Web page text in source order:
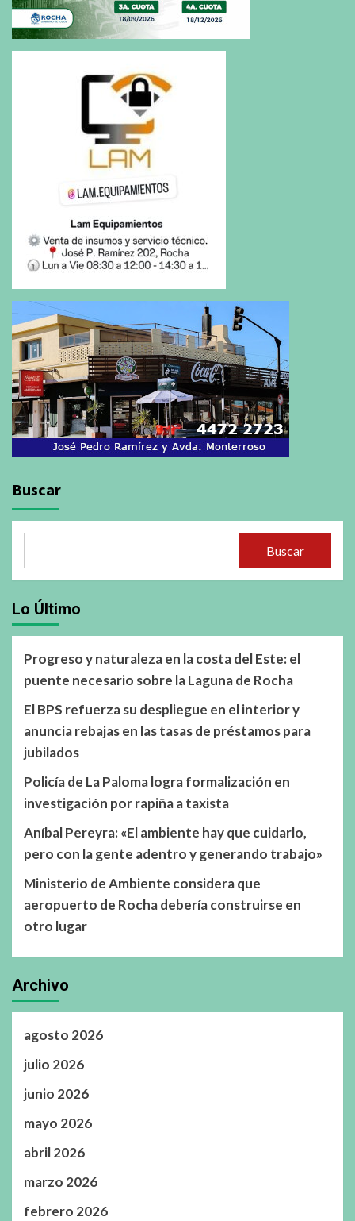
Buscar
Buscar
Lo Último
Progreso y naturaleza en la costa del Este: el
puente necesario sobre la Laguna de Rocha
El BPS refuerza su despliegue en el interior y
anuncia rebajas en las tasas de préstamos para
jubilados
Policía de La Paloma logra formalización en
investigación por rapiña a taxista
Aníbal Pereyra: «El ambiente hay que cuidarlo,
pero con la gente adentro y generando trabajo»
Ministerio de Ambiente considera que
aeropuerto de Rocha debería construirse en
otro lugar
Archivo
agosto 2026
julio 2026
junio 2026
mayo 2026
abril 2026
marzo 2026
febrero 2026